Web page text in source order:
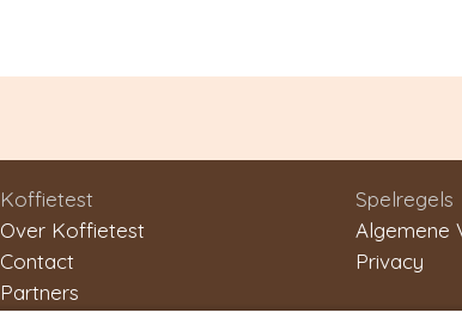
Koffietest
Over Koffietest
Contact
Partners
Spelregels
Algemene
Privacy